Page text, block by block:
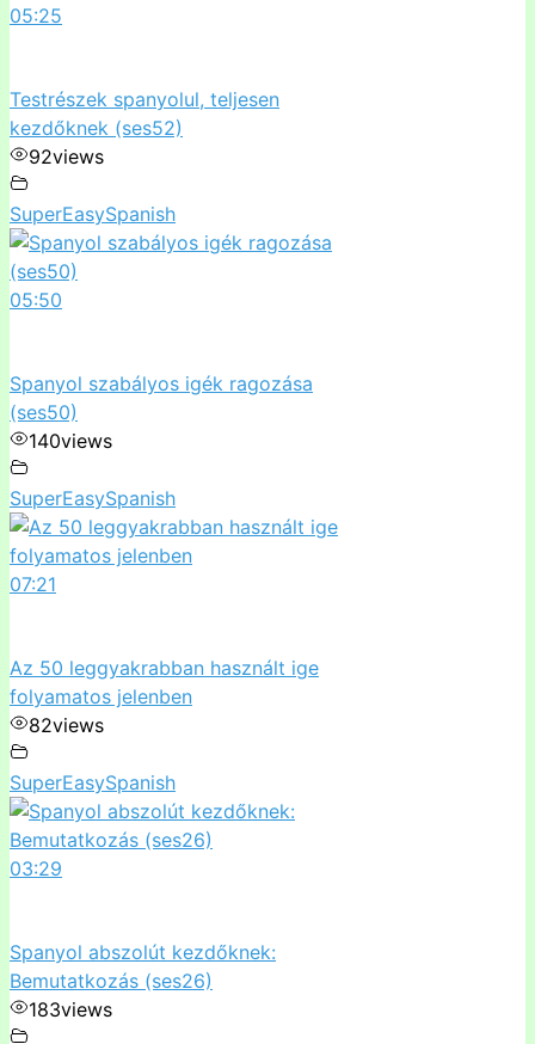
05:25
Testrészek spanyolul, teljesen
kezdőknek (ses52)
92views
SuperEasySpanish
05:50
Spanyol szabályos igék ragozása
(ses50)
140views
SuperEasySpanish
07:21
Az 50 leggyakrabban használt ige
folyamatos jelenben
82views
SuperEasySpanish
03:29
Spanyol abszolút kezdőknek:
Bemutatkozás (ses26)
183views